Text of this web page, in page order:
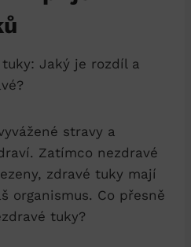
Jaký je rozdíl a
stravy a
Zatímco nezdravé
zdravé tuky mají
organismus. Co přesně
tuky?